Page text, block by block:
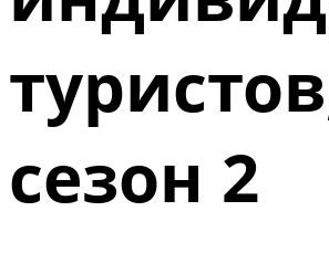
сезон 2